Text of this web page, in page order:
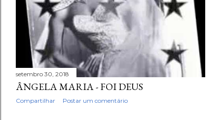
setembro 30, 2018
ÂNGELA MARIA - FOI DEUS
Compartilhar Postar um comentário